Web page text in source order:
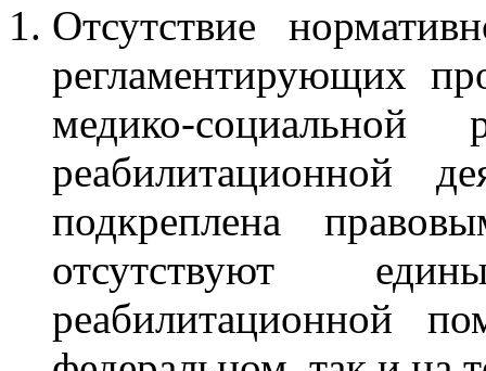
Отсутствие
регламентирующих
медико-
реабилитационной
подкреплена
отсутствуют
реабилитационной